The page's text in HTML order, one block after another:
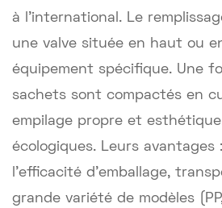
à l'international. Le
une valve située en haut ou
équipement spécifique. Une
sachets sont compactés en
empilage propre et
écologiques. Leurs avantages
l'efficacité d'emballage,
grande variété de modèles